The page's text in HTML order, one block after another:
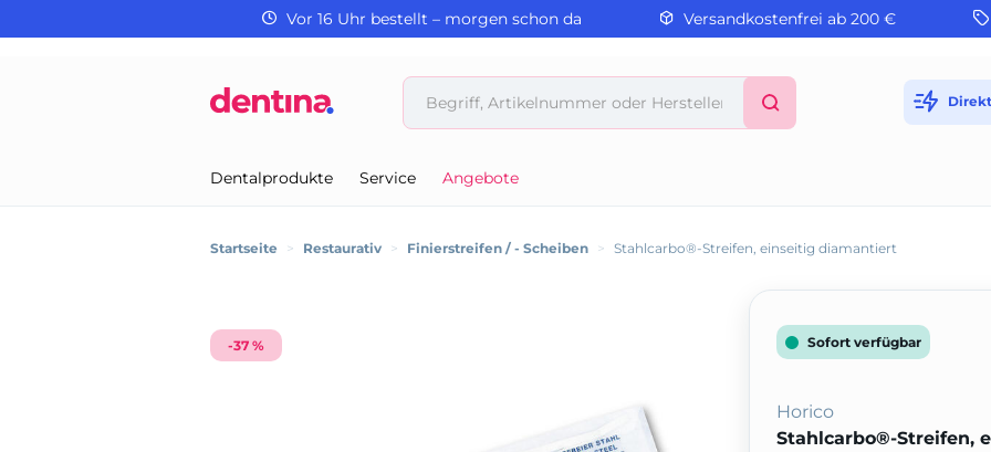
Vor 16 Uhr bestellt – morgen schon da Versandkostenfrei ab 200 €
Dentalprodukte Service Angebote
Startseite > Restaurativ > Finierstreifen / - Scheiben > Stahlcarbo®-Streifen, einseitig diamantiert
-37 % Sofort verfügbar
Horico
Stahlcarbo®-Streifen,